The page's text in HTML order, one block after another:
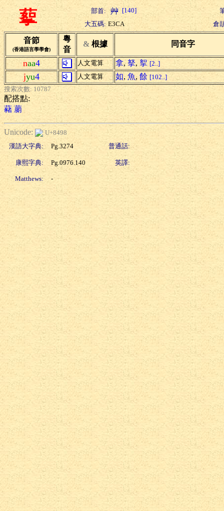
蒘 部首: [140]
大五碼: E3CA 倉
音節
(香港語言學學會)
粵
音
& 根據 同音字
naa4 人文電算 拿, 拏, 挐 [2..]
jyu4 人文電算 如, 魚, 餘 [102..]
搜索次數: 10787
配搭點:
藸 蘮
Unicode:
U+8498
漢語大字典:
Pg.3274 普通話:
康熙字典: Pg.0976.140 英譯:
Matthews: -